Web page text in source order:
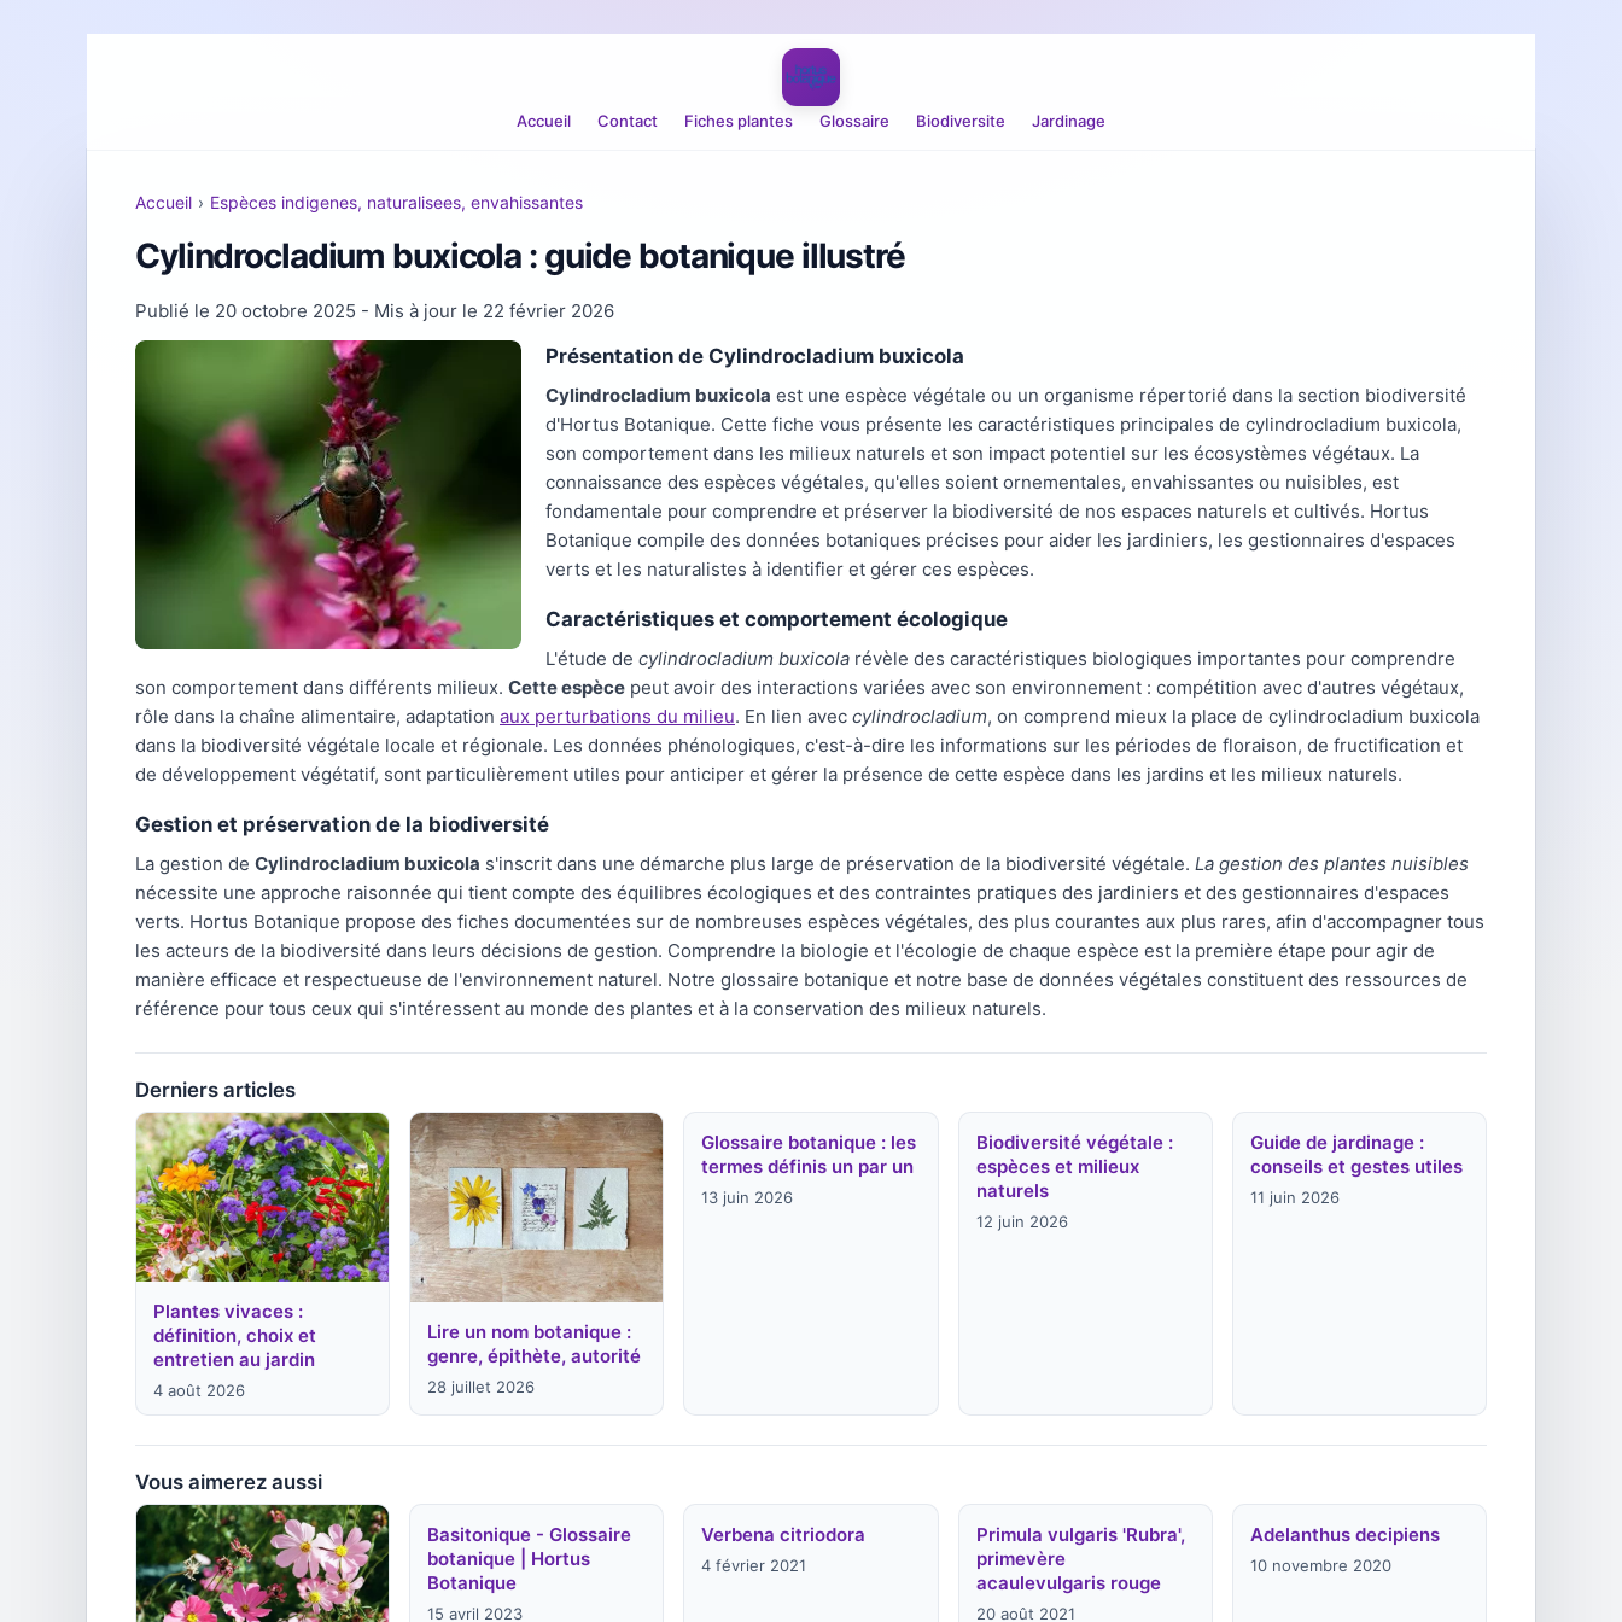
Accueil Contact Fiches plantes Glossaire Biodiversite Jardinage
Accueil › Espèces indigenes, naturalisees, envahissantes
Cylindrocladium buxicola : guide botanique illustré
Publié le 20 octobre 2025 - Mis à jour le 22 février 2026
Présentation de Cylindrocladium buxicola
Cylindrocladium buxicola est une espèce végétale ou un organisme répertorié dans la section biodiversité
d'Hortus Botanique. Cette fiche vous présente les caractéristiques principales de cylindrocladium buxicola,
son comportement dans les milieux naturels et son impact potentiel sur les écosystèmes végétaux. La
connaissance des espèces végétales, qu'elles soient ornementales, envahissantes ou nuisibles, est
fondamentale pour comprendre et préserver la biodiversité de nos espaces naturels et cultivés. Hortus
Botanique compile des données botaniques précises pour aider les jardiniers, les gestionnaires d'espaces
verts et les naturalistes à identifier et gérer ces espèces.
Caractéristiques et comportement écologique
L'étude de cylindrocladium buxicola révèle des caractéristiques biologiques importantes pour comprendre
son comportement dans différents milieux. Cette espèce peut avoir des interactions variées avec son environnement : compétition avec d'autres végétaux,
rôle dans la chaîne alimentaire, adaptation aux perturbations du milieu. En lien avec cylindrocladium, on comprend mieux la place de cylindrocladium buxicola
dans la biodiversité végétale locale et régionale. Les données phénologiques, c'est-à-dire les informations sur les périodes de floraison, de fructification et
de développement végétatif, sont particulièrement utiles pour anticiper et gérer la présence de cette espèce dans les jardins et les milieux naturels.
Gestion et préservation de la biodiversité
La gestion de Cylindrocladium buxicola s'inscrit dans une démarche plus large de préservation de la biodiversité végétale. La gestion des plantes nuisibles
nécessite une approche raisonnée qui tient compte des équilibres écologiques et des contraintes pratiques des jardiniers et des gestionnaires d'espaces
verts. Hortus Botanique propose des fiches documentées sur de nombreuses espèces végétales, des plus courantes aux plus rares, afin d'accompagner tous
les acteurs de la biodiversité dans leurs décisions de gestion. Comprendre la biologie et l'écologie de chaque espèce est la première étape pour agir de
manière efficace et respectueuse de l'environnement naturel. Notre glossaire botanique et notre base de données végétales constituent des ressources de
référence pour tous ceux qui s'intéressent au monde des plantes et à la conservation des milieux naturels.
Derniers articles
Plantes vivaces :
définition, choix et
entretien au jardin
4 août 2026
Lire un nom botanique :
genre, épithète, autorité
28 juillet 2026
Glossaire botanique : les
termes définis un par un
13 juin 2026
Biodiversité végétale :
espèces et milieux
naturels
12 juin 2026
Guide de jardinage :
conseils et gestes utiles
11 juin 2026
Vous aimerez aussi
Basitonique - Glossaire
botanique | Hortus
Botanique
15 avril 2023
Verbena citriodora
4 février 2021
Primula vulgaris 'Rubra',
primevère
acaulevulgaris rouge
20 août 2021
Adelanthus decipiens
10 novembre 2020